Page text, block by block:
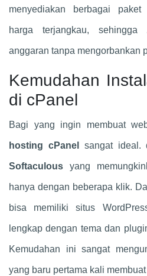
menyediakan berbagai
harga terjangkau,
anggaran tanpa mengorbankan
Kemudahan
di cPanel
Bagi yang ingin membuat
hosting cPanel sangat ideal.
Softaculous yang
hanya dengan beberapa klik.
bisa memiliki situs
lengkap dengan tema dan
Kemudahan ini sangat
yang baru pertama kali